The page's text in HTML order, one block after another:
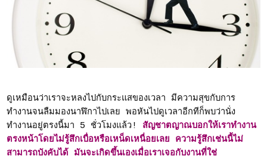
ดูเหมือนว่าเราจะหลงไปกับกระแสของเวลา มีความสุขกับการ
ทำงานจนลืมมองนาฬิกาไปเลย พอหันไปดูเวลาอีกทีก็พบว่านั่ง
ทำงานอยู่ตรงนี้มา 5 ชั่วโมงแล้ว!
สัญชาตญาณบอกให้เราทำงาน
ตรงหน้าโดยไม่รู้สึกเบื่อหรือเหน็ดเหนื่อยเลย ความรู้สึกเช่นนี้ไม่
สามารถบังคับได้ มันจะเกิดขึ้นเองเมื่อเราเจอกับงานที่ใช่